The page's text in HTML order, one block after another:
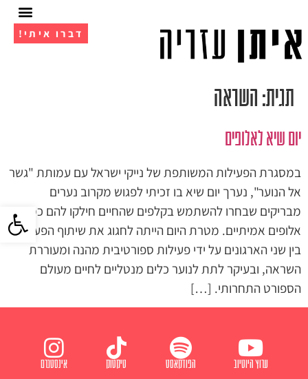
פתח
דברו איתי!
תגית: השראה
יום שיא לאלופים
במסגרת הפעילות המשותפת של נייקי ישראל עם עמותת "גשר
אל הנוער", נערך יום שיא בו זכיתי לפגוש מקרוב נערים
מבריקים שבחרו להשתמש בקלפים שהחיים חילקו להם כמו
אלופים אמיתיים. מטרת היום הייתה לחגוג את שיתוף הפעולה
בין שני הארגונים על ידי פעילות ספורטיבית מהנה ומעוררת
השראה, ובעיקר לתת לנוער כלים מנטליים לחיים מעולם
הספורט התחרותי. […]
ערוץ היוטיוב הפודקאסט טיקטוק אינסטגרם